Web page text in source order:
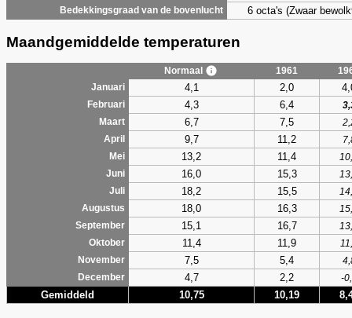
Bedekkingsgraad van de bovenlucht 6 octa's (Zwaar
Maandgemiddelde temperaturen
Normaal 1961
Januari
4,1 2,0
Februari 4,3 6,4
Maart
6,7 7,5
April
9,7 11,2
Mei
13,2 11,4
Juni
16,0 15,3
Juli
18,2 15,5
Augustus
18,0 16,3
September
15,1 16,7
Oktober
11,4 11,9
November
7,5 5,4
December
4,7 2,2 -
Gemiddeld 10,75 10,19